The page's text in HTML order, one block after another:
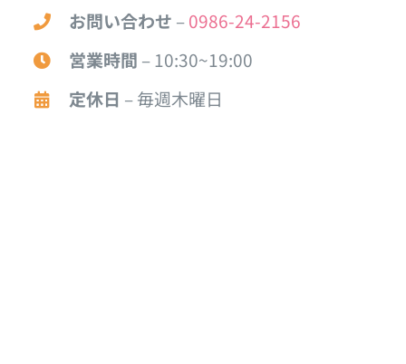
お問い合わせ –0986-24-2156
営業時間 – 10:30~19:00
定休日 – 毎週木曜日